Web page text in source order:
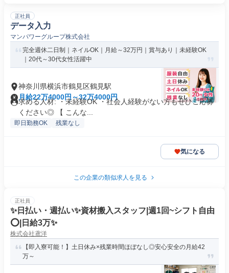
正社員
データ入力
マンパワーグループ株式会社
完全週休二日制｜ネイルOK｜月給～32万円｜賞与あり｜未経験OK
｜20代～30代女性活躍中
神奈川県横浜市鶴見区鶴見駅
月給22万4000円～32万4000円
求める人材: ・未経験OK ・社会人経験がない方もぜひご応募
ください◎ 【 こんな...
即日勤務OK 残業なし
気になる
この企業の類似求人を見る
正社員
✨️日払い・週払い✨️資材搬入スタッフ|週1回~シフト自由
⭕️|日給3万✨️
株式会社鳶洋
【即入寮可能！】土日休み×残業時間ほぼなし◎安心安全の月給42
万～